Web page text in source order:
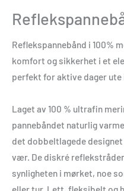
Reflekspannebånd i 100%
komfort og sikkerhet i et
perfekt for aktive dager
Laget av 100 % ultrafin
pannebåndet naturlig
det dobbeltlagede
vær. De diskré
synligheten i mørket, noe